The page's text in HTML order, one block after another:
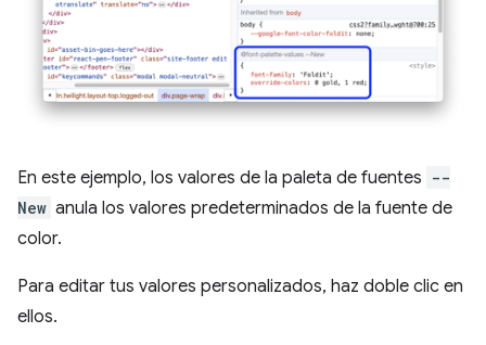
En este ejemplo, los valores de la paleta de fuentes --
New anula los valores predeterminados de la fuente de
color.
Para editar tus valores personalizados, haz doble clic en
ellos.